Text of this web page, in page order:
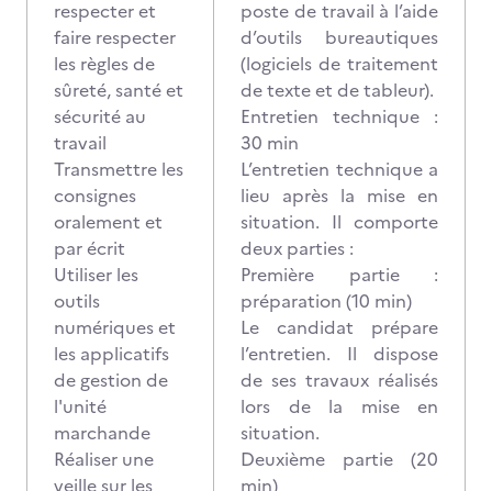
respecter et
faire respecter
les règles de
sûreté, santé et
sécurité au
travail
Transmettre les
consignes
oralement et
par écrit
Utiliser les
outils
numériques et
les applicatifs
de gestion de
l'unité
marchande
Réaliser une
veille sur les
poste de travail à l’aide
d’outils bureautiques
(logiciels de traitement
de texte et de tableur).
Entretien technique :
30 min
L’entretien technique a
lieu après la mise en
situation. Il comporte
deux parties :
Première partie :
préparation (10 min)
Le candidat prépare
l’entretien. Il dispose
de ses travaux réalisés
lors de la mise en
situation.
Deuxième partie (20
min)